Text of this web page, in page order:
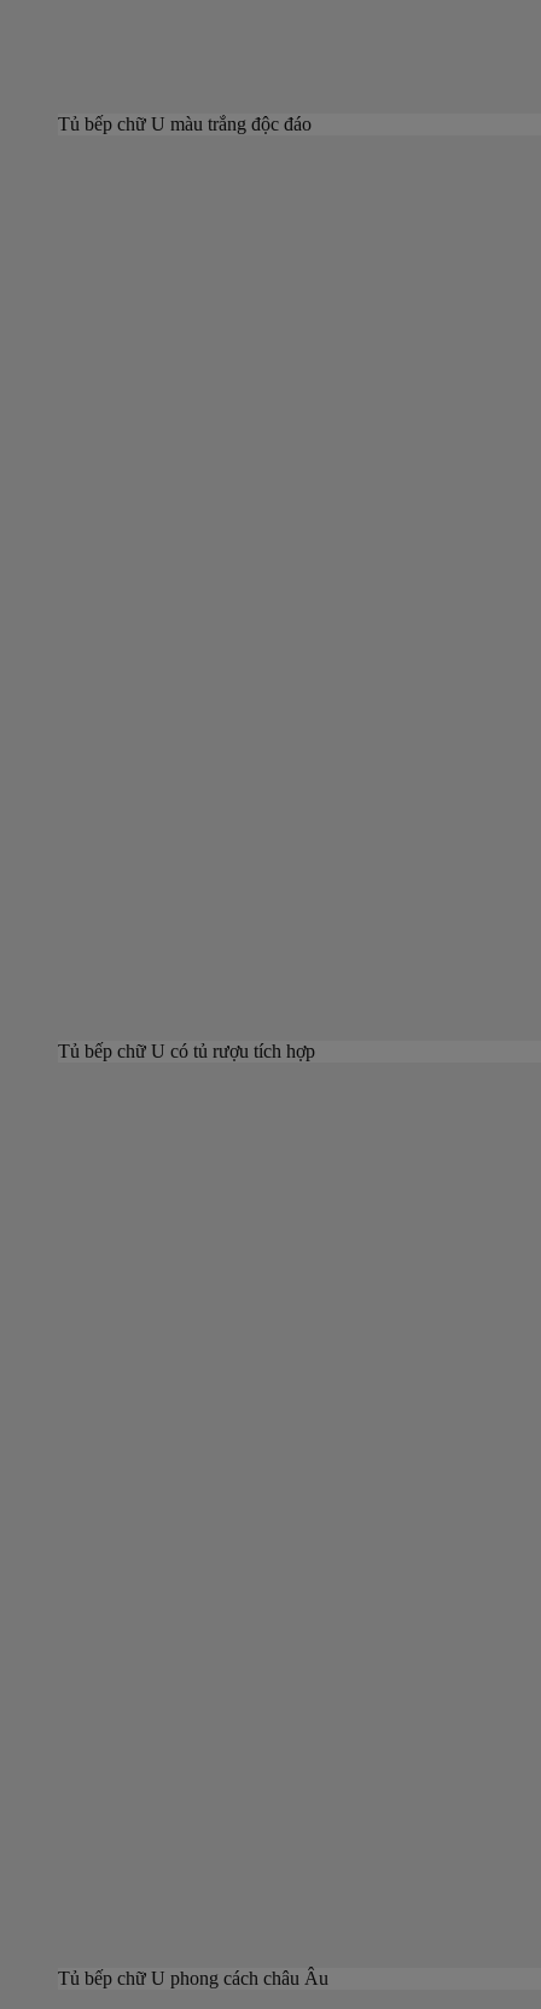
Tủ bếp chữ U màu trắng độc đáo
Tủ bếp chữ U có tủ rượu tích hợp
Tủ bếp chữ U phong cách châu Âu